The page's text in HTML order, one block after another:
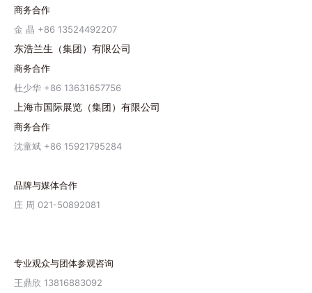
商务合作
金 晶 +86 13524492207
东浩兰生（集团）有限公司
商务合作
杜少华 +86 13631657756
上海市国际展览（集团）有限公司
商务合作
沈童斌 +86 15921795284
品牌与媒体合作
庄 周 021-50892081
专业观众与团体参观咨询
王鼎欣 13816883092